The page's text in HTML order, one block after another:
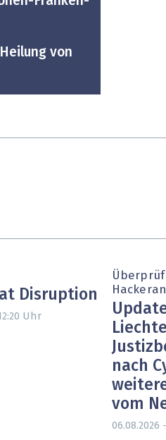
von
Disruption
Uhr
nach
vom
06.08.2026